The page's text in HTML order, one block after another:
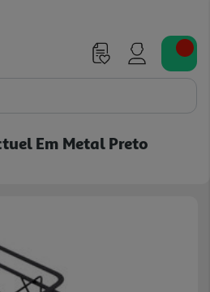
Em Metal Preto